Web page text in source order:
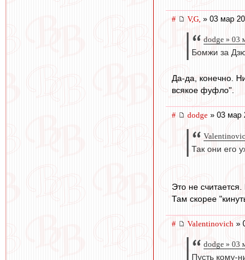
# V,G, » 03 мар
dodge » 03
Бомжи за
Да-да, конечно.
всякое фуфло".
# dodge » 03 мар
Так они его
Это не
Там скорее
# Valentinovich »
dodge » 03
Пусть кому-